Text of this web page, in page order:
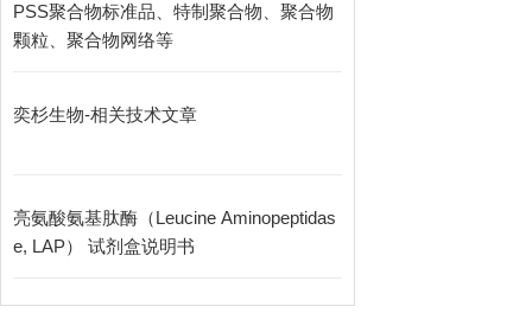
PSS聚合物标准品、特制聚合物、聚合物
颗粒、聚合物网络等
奕杉生物-相关技术文章
亮氨酸氨基肽酶（Leucine Aminopeptidas
e, LAP） 试剂盒说明书